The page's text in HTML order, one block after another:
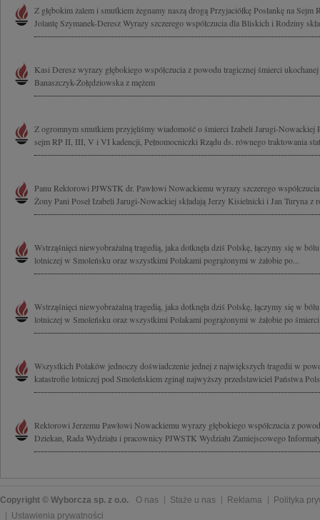
Z głębokim żalem i smutkiem żegnamy naszą drogą Przyjaciółkę Posłankę na
Jolantę Szymanek-Deresz Wyrazy szczerego współczucia dla Bliskich i Rodziny
Kasi Deresz wyrazy głębokiego współczucia z powodu tragicznej śmierci
Banaszczyk-Żołędziowska z mężem
Z ogromnym smutkiem przyjęliśmy wiadomość o śmierci Izabeli Jarugi-Nowackiej
sejm RP II, III, V i VI kadencji, Pełnomocniczki Rządu ds. równego traktowania
Panu Rektorowi PJWSTK dr. Pawłowi Nowackiemu wyrazy szczerego
Żony Pani Poseł Izabeli Jarugi-Nowackiej składają Jerzy Kisielnicki i Jan Turyna z
Wstrząśnięci niewyobrażalną tragedią, jaka dotknęła dziś Polskę, łączymy się w
lotniczej w Smoleńsku oraz wszystkimi Polakami pogrążonymi w żałobie po...
Wstrząśnięci niewyobrażalną tragedią, jaka dotknęła dziś Polskę, łączymy się w
lotniczej w Smoleńsku oraz wszystkimi Polakami pogrążonymi w żałobie po
Wszystkich Polaków jednoczy doświadczenie jednej z największych tragedii w
katastrofie lotniczej pod Smoleńskiem zginął najwyższy przedstawiciel Państwa
Rektorowi Jerzemu Pawłowi Nowackiemu wyrazy głębokiego współczucia z
Dziekan, Rada Wydziału i pracownicy PJWSTK Wydziału Zamiejscowego
Copyright © Wyborcza sp. z o.o. O nas Staże u nas Reklama
Polityka
Ustawienia prywatności